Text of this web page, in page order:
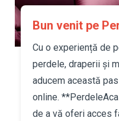
Bun venit pe
Cu o experiență de
perdele, draperii și
aducem această
online.
de a vă oferi acces